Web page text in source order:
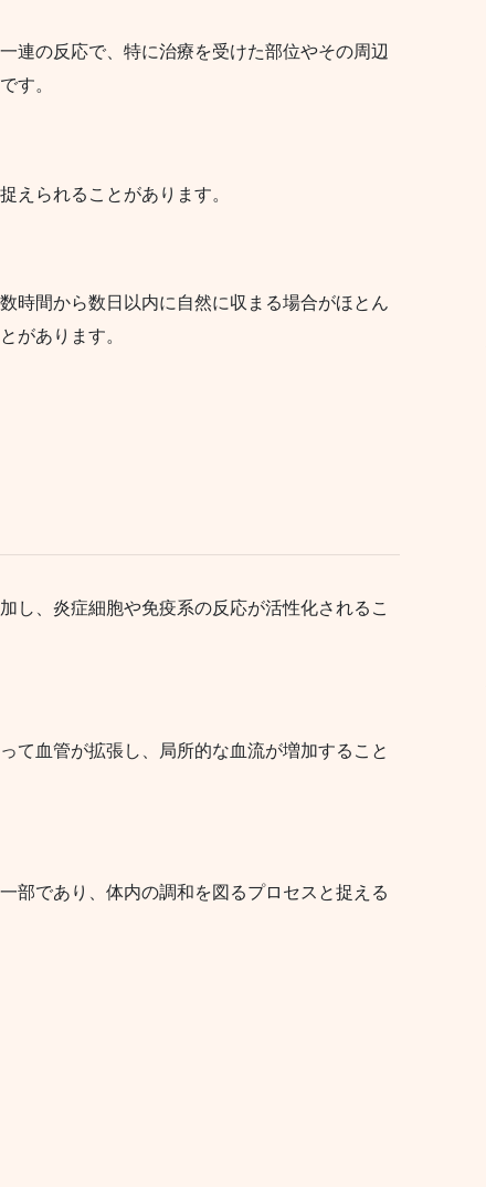
連の反応で、特に治療を受けた部位やその周辺
す。
えられることがあります。
時間から数日以内に自然に収まる場合がほとん
があります。
し、炎症細胞や免疫系の反応が活性化されるこ
て血管が拡張し、局所的な血流が増加すること
部であり、体内の調和を図るプロセスと捉える